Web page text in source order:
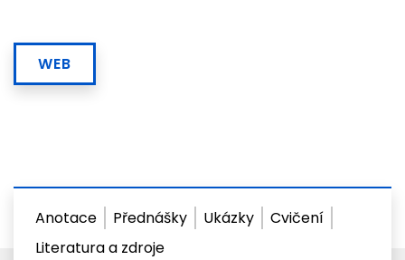
WEB
Anotace Přednášky Ukázky
Cvičení
Literatura a zdroje